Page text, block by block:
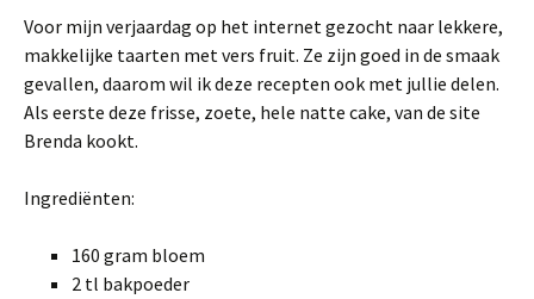
Voor mijn verjaardag op het internet gezocht naar lekkere,
makkelijke taarten met vers fruit. Ze zijn goed in de smaak
gevallen, daarom wil ik deze recepten ook met jullie delen.
Als eerste deze frisse, zoete, hele natte cake, van de site
Brenda kookt.
Ingrediënten:
160 gram bloem
2 tl bakpoeder